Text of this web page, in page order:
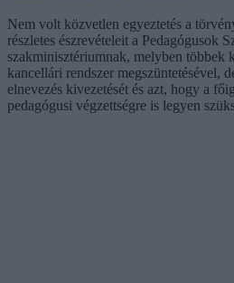
Nem volt közvetlen egyeztetés a
részletes észrevételeit a Pedagógusok
szakminisztériumnak, melyben többek
kancellári rendszer megszüntetésével,
elnevezés kivezetését és azt, hogy a
pedagógusi végzettségre is legyen